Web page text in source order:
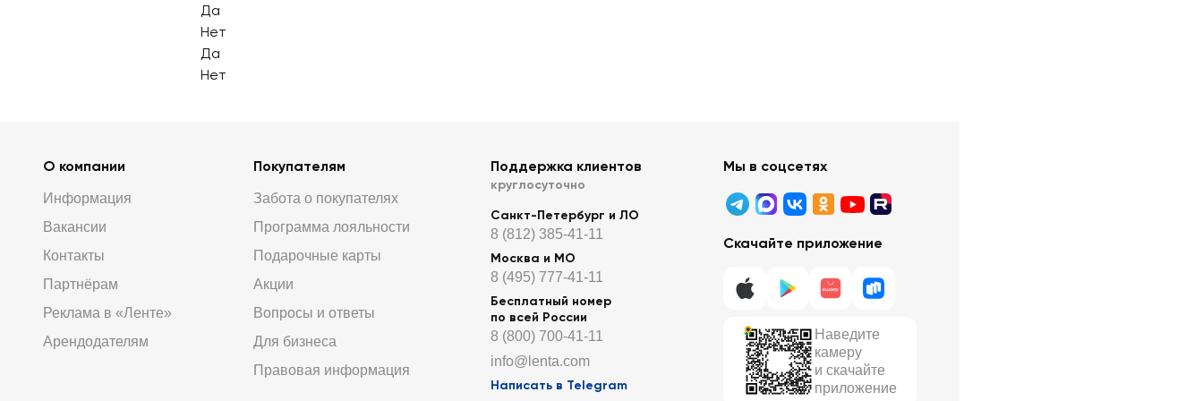
Да
Нет
Да
Нет
О компании
Информация
Вакансии
Контакты
Партнёрам
Реклама в «Ленте»
Арендодателям
Покупателям
Забота о покупателях
Программа лояльности
Подарочные карты
Акции
Вопросы и ответы
Для бизнеса
Правовая информация
Поддержка клиентов
круглосуточно
Санкт-Петербург и ЛО
8 (812) 385-41-11
Москва и МО
8 (495) 777-41-11
Бесплатный номер
по всей России
8 (800) 700-41-11
info@lenta.com
Написать в Telegram
Мы в соцсетях
Скачайте приложение
Наведите
камеру
и скачайте
приложение